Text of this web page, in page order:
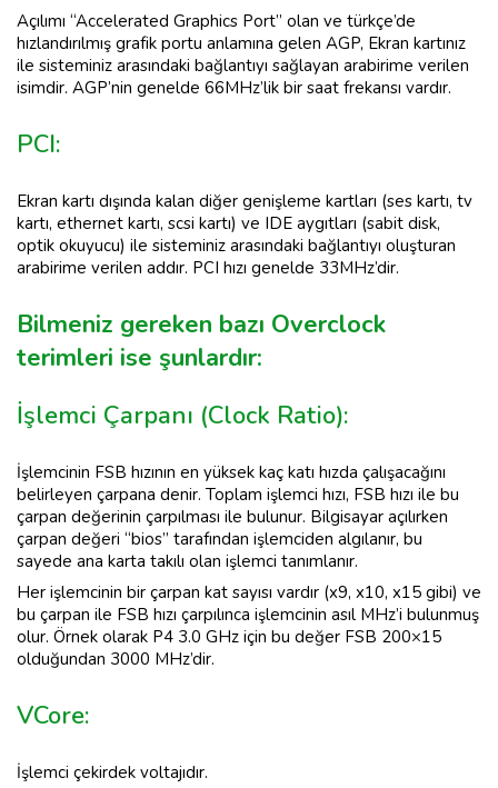
Açılımı “Accelerated Graphics Port” olan ve türkçe’de
hızlandırılmış grafik portu anlamına gelen AGP, Ekran kartınız
ile sisteminiz arasındaki bağlantıyı sağlayan arabirime verilen
isimdir. AGP’nin genelde 66MHz’lik bir saat frekansı vardır.
PCI:
Ekran kartı dışında kalan diğer genişleme kartları (ses kartı, tv
kartı, ethernet kartı, scsi kartı) ve IDE aygıtları (sabit disk,
optik okuyucu) ile sisteminiz arasındaki bağlantıyı oluşturan
arabirime verilen addır. PCI hızı genelde 33MHz’dir.
Bilmeniz gereken bazı Overclock
terimleri ise şunlardır:
İşlemci Çarpanı (Clock Ratio):
İşlemcinin FSB hızının en yüksek kaç katı hızda çalışacağını
belirleyen çarpana denir. Toplam işlemci hızı, FSB hızı ile bu
çarpan değerinin çarpılması ile bulunur. Bilgisayar açılırken
çarpan değeri “bios” tarafından işlemciden algılanır, bu
sayede ana karta takılı olan işlemci tanımlanır.
Her işlemcinin bir çarpan kat sayısı vardır (x9, x10, x15 gibi) ve
bu çarpan ile FSB hızı çarpılınca işlemcinin asıl MHz’i bulunmuş
olur. Örnek olarak P4 3.0 GHz için bu değer FSB 200×15
olduğundan 3000 MHz’dir.
VCore:
İşlemci çekirdek voltajıdır.